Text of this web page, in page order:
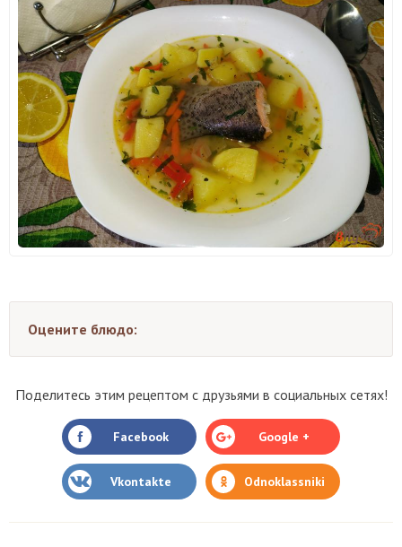
Оцените блюдо:
Поделитесь этим рецептом с друзьями в социальных сетях!
Facebook Google +
Vkontakte Odnoklassniki